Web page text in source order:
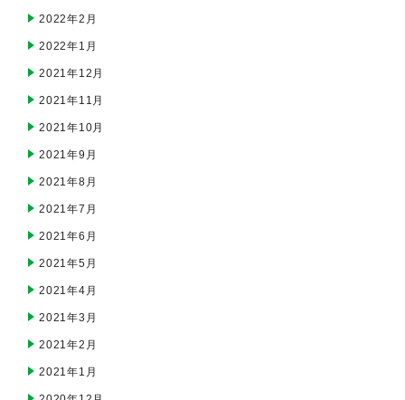
2022年2月
2022年1月
2021年12月
2021年11月
2021年10月
2021年9月
2021年8月
2021年7月
2021年6月
2021年5月
2021年4月
2021年3月
2021年2月
2021年1月